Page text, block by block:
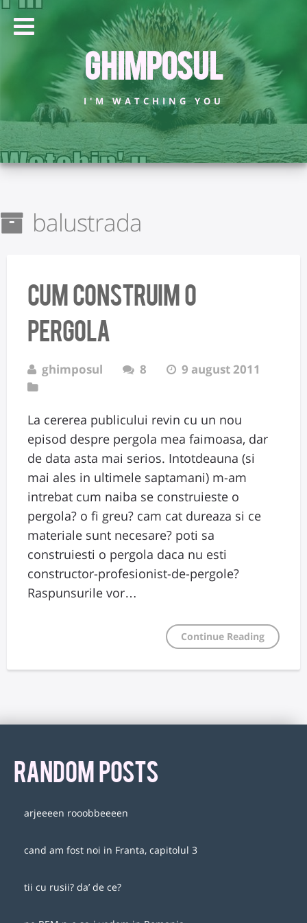
Ghimposul
I'M WATCHING YOU
balustrada
Cum construim o
pergola
ghimposul 8 9 august 2011
La cererea publicului revin cu un nou
episod despre pergola mea faimoasa, dar
de data asta mai serios. Intotdeauna (si
mai ales in ultimele saptamani) m-am
intrebat cum naiba se construieste o
pergola? o fi greu? cam cat dureaza si ce
materiale sunt necesare? poti sa
construiesti o pergola daca nu esti
constructor-profesionist-de-pergole?
Raspunsurile vor…
Continue Reading
RANDOM POSTS
arjeeeen rooobbeeeen
cand am fost noi in Franta, capitolul 3
tii cu rusii? da’ de ce?